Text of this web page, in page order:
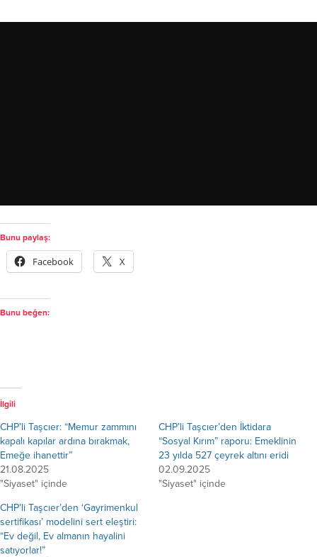
Bunu paylaş:
Facebook X
Bunu beğen:
İlgili
CHP’li Taşcıer: “Memur zammını
kapalı kapılar ardına bırakmak,
Emeğe ihanettir”
21.08.2025
"Siyaset" içinde
CHP’li Taşcıer’den İktidara
“Sosyal Kırım” raporu: Emeklinin
23 yılda 527 çeyrek altını eridi
02.09.2025
"Siyaset" içinde
CHP’li Taşcıer’den ‘Gayrimenkul
sertifikası’ modelini sert eleştiri:
“Ev değil, Ev almanın hayalini
satıyorlar!”